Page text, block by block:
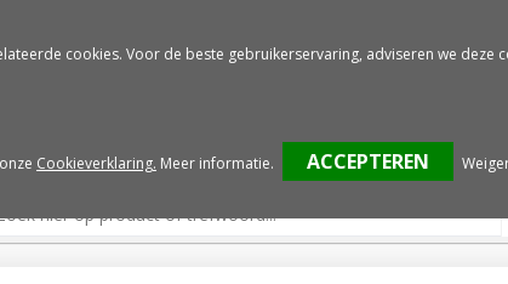
cookies. Voor de beste gebruikerservaring, adviseren we
onze Cookieverklaring. Meer informatie.